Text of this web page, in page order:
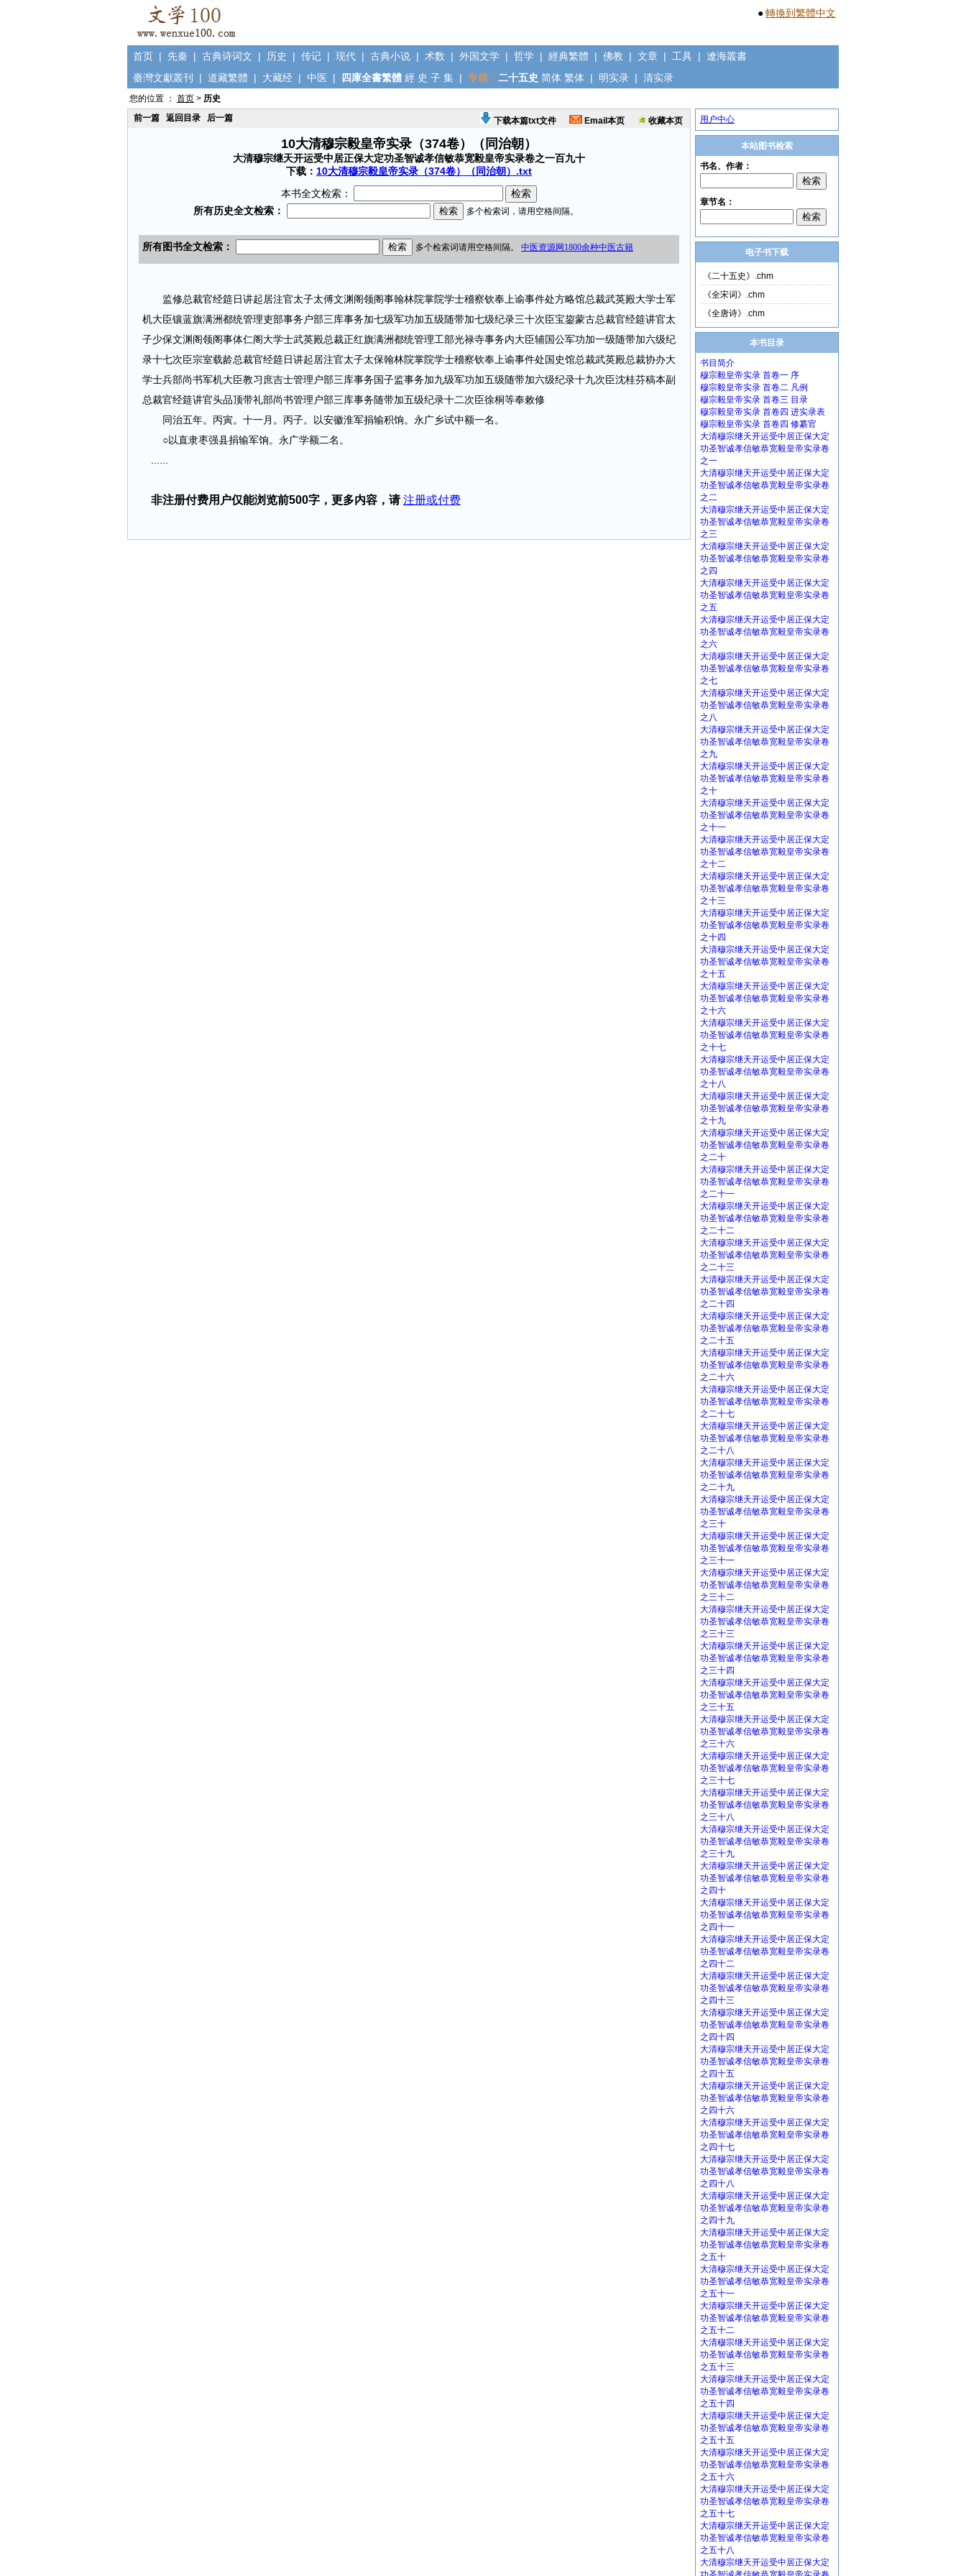
●轉換到繁體中文
首页 | 先秦 | 古典诗词文 | 历史 | 传记 | 现代 | 古典小说 | 术数 | 外国文学 | 哲学 | 經典繁體 | 佛教 | 文章 | 工具 | 遼海叢書
臺灣文獻叢刊
| 道藏繁體 | 大藏经 | 中医 | 四庫全書繁體 經 史 子 集 | 专题： 二十五史 简体 繁体 | 明实录 | 清实录
您的位置 ： 首页 > 历史
前一篇
返回目录 后一篇 下载本篇txt文件 Email本页 收藏本页
10大清穆宗毅皇帝实录（374卷）（同治朝）
大清穆宗继天开运受中居正保大定功圣智诚孝信敏恭宽毅皇帝实录卷之一百九十
下载： 10大清穆宗毅皇帝实录（374卷）（同治朝）.txt
本书全文检索：
监修总裁官经筵日讲起居注官太子太傅文渊阁领阁事翰林院掌院学士稽察钦奉上谕事件处方略馆总裁武英殿大学士军
机大臣镶蓝旗满洲都统管理吏部事务户部三库事务加七级军功加五级随带加七级纪录三十次臣宝鋆蒙古总裁官经筵讲官太
子少保文渊阁领阁事体仁阁大学士武英殿总裁正红旗满洲都统管理工部光禄寺事务内大臣辅国公军功加一级随带加六级纪
录十七次臣宗室载龄总裁官经筵日讲起居注官太子太保翰林院掌院学士稽察钦奉上谕事件处国史馆总裁武英殿总裁协办大
学士兵部尚书军机大臣教习庶吉士管理户部三库事务国子监事务加九级军功加五级随带加六级纪录十九次臣沈桂芬稿本副
总裁官经筵讲官头品顶带礼部尚书管理户部三库事务随带加五级纪录十二次臣徐桐等奉敕修
同治五年。丙寅。十一月。丙子。以安徽淮军捐输积饷。永广乡试中额一名。
○以直隶枣强县捐输军饷。永广学额二名。
非注册付费用户仅能浏览前500字，更多内容，请 注册或付费
用户中心
本站图书检索
电子书下载
《二十五史》.chm
《全宋词》.chm
《全唐诗》.chm
本书目录
书目简介
穆宗毅皇帝实录 首卷一 序
穆宗毅皇帝实录 首卷二 凡例
穆宗毅皇帝实录 首卷三 目录
穆宗毅皇帝实录 首卷四 进实录表
穆宗毅皇帝实录 首卷四 修纂官
大清穆宗继天开运受中居正保大定
功圣智诚孝信敏恭宽毅皇帝实录卷
之一
大清穆宗继天开运受中居正保大定
功圣智诚孝信敏恭宽毅皇帝实录卷
之二
大清穆宗继天开运受中居正保大定
功圣智诚孝信敏恭宽毅皇帝实录卷
之三
大清穆宗继天开运受中居正保大定
功圣智诚孝信敏恭宽毅皇帝实录卷
之四
大清穆宗继天开运受中居正保大定
功圣智诚孝信敏恭宽毅皇帝实录卷
之五
大清穆宗继天开运受中居正保大定
功圣智诚孝信敏恭宽毅皇帝实录卷
之六
大清穆宗继天开运受中居正保大定
功圣智诚孝信敏恭宽毅皇帝实录卷
之七
大清穆宗继天开运受中居正保大定
功圣智诚孝信敏恭宽毅皇帝实录卷
之八
大清穆宗继天开运受中居正保大定
功圣智诚孝信敏恭宽毅皇帝实录卷
之九
大清穆宗继天开运受中居正保大定
功圣智诚孝信敏恭宽毅皇帝实录卷
之十
大清穆宗继天开运受中居正保大定
功圣智诚孝信敏恭宽毅皇帝实录卷
之十一
大清穆宗继天开运受中居正保大定
功圣智诚孝信敏恭宽毅皇帝实录卷
之十二
大清穆宗继天开运受中居正保大定
功圣智诚孝信敏恭宽毅皇帝实录卷
之十三
大清穆宗继天开运受中居正保大定
功圣智诚孝信敏恭宽毅皇帝实录卷
之十四
大清穆宗继天开运受中居正保大定
功圣智诚孝信敏恭宽毅皇帝实录卷
之十五
大清穆宗继天开运受中居正保大定
功圣智诚孝信敏恭宽毅皇帝实录卷
之十六
大清穆宗继天开运受中居正保大定
功圣智诚孝信敏恭宽毅皇帝实录卷
之十七
大清穆宗继天开运受中居正保大定
功圣智诚孝信敏恭宽毅皇帝实录卷
之十八
大清穆宗继天开运受中居正保大定
功圣智诚孝信敏恭宽毅皇帝实录卷
之十九
大清穆宗继天开运受中居正保大定
功圣智诚孝信敏恭宽毅皇帝实录卷
之二十
大清穆宗继天开运受中居正保大定
功圣智诚孝信敏恭宽毅皇帝实录卷
之二十一
大清穆宗继天开运受中居正保大定
功圣智诚孝信敏恭宽毅皇帝实录卷
之二十二
大清穆宗继天开运受中居正保大定
功圣智诚孝信敏恭宽毅皇帝实录卷
之二十三
大清穆宗继天开运受中居正保大定
功圣智诚孝信敏恭宽毅皇帝实录卷
之二十四
大清穆宗继天开运受中居正保大定
功圣智诚孝信敏恭宽毅皇帝实录卷
之二十五
大清穆宗继天开运受中居正保大定
功圣智诚孝信敏恭宽毅皇帝实录卷
之二十六
大清穆宗继天开运受中居正保大定
功圣智诚孝信敏恭宽毅皇帝实录卷
之二十七
大清穆宗继天开运受中居正保大定
功圣智诚孝信敏恭宽毅皇帝实录卷
之二十八
大清穆宗继天开运受中居正保大定
功圣智诚孝信敏恭宽毅皇帝实录卷
之二十九
大清穆宗继天开运受中居正保大定
功圣智诚孝信敏恭宽毅皇帝实录卷
之三十
大清穆宗继天开运受中居正保大定
功圣智诚孝信敏恭宽毅皇帝实录卷
之三十一
大清穆宗继天开运受中居正保大定
功圣智诚孝信敏恭宽毅皇帝实录卷
之三十二
大清穆宗继天开运受中居正保大定
功圣智诚孝信敏恭宽毅皇帝实录卷
之三十三
大清穆宗继天开运受中居正保大定
功圣智诚孝信敏恭宽毅皇帝实录卷
之三十四
大清穆宗继天开运受中居正保大定
功圣智诚孝信敏恭宽毅皇帝实录卷
之三十五
大清穆宗继天开运受中居正保大定
功圣智诚孝信敏恭宽毅皇帝实录卷
之三十六
大清穆宗继天开运受中居正保大定
功圣智诚孝信敏恭宽毅皇帝实录卷
之三十七
大清穆宗继天开运受中居正保大定
功圣智诚孝信敏恭宽毅皇帝实录卷
之三十八
大清穆宗继天开运受中居正保大定
功圣智诚孝信敏恭宽毅皇帝实录卷
之三十九
大清穆宗继天开运受中居正保大定
功圣智诚孝信敏恭宽毅皇帝实录卷
之四十
大清穆宗继天开运受中居正保大定
功圣智诚孝信敏恭宽毅皇帝实录卷
之四十一
大清穆宗继天开运受中居正保大定
功圣智诚孝信敏恭宽毅皇帝实录卷
之四十二
大清穆宗继天开运受中居正保大定
功圣智诚孝信敏恭宽毅皇帝实录卷
之四十三
大清穆宗继天开运受中居正保大定
功圣智诚孝信敏恭宽毅皇帝实录卷
之四十四
大清穆宗继天开运受中居正保大定
功圣智诚孝信敏恭宽毅皇帝实录卷
之四十五
大清穆宗继天开运受中居正保大定
功圣智诚孝信敏恭宽毅皇帝实录卷
之四十六
大清穆宗继天开运受中居正保大定
功圣智诚孝信敏恭宽毅皇帝实录卷
之四十七
大清穆宗继天开运受中居正保大定
功圣智诚孝信敏恭宽毅皇帝实录卷
之四十八
大清穆宗继天开运受中居正保大定
功圣智诚孝信敏恭宽毅皇帝实录卷
之四十九
大清穆宗继天开运受中居正保大定
功圣智诚孝信敏恭宽毅皇帝实录卷
之五十
大清穆宗继天开运受中居正保大定
功圣智诚孝信敏恭宽毅皇帝实录卷
之五十一
大清穆宗继天开运受中居正保大定
功圣智诚孝信敏恭宽毅皇帝实录卷
之五十二
大清穆宗继天开运受中居正保大定
功圣智诚孝信敏恭宽毅皇帝实录卷
之五十三
大清穆宗继天开运受中居正保大定
功圣智诚孝信敏恭宽毅皇帝实录卷
之五十四
大清穆宗继天开运受中居正保大定
功圣智诚孝信敏恭宽毅皇帝实录卷
之五十五
大清穆宗继天开运受中居正保大定
功圣智诚孝信敏恭宽毅皇帝实录卷
之五十六
大清穆宗继天开运受中居正保大定
功圣智诚孝信敏恭宽毅皇帝实录卷
之五十七
大清穆宗继天开运受中居正保大定
功圣智诚孝信敏恭宽毅皇帝实录卷
之五十八
大清穆宗继天开运受中居正保大定